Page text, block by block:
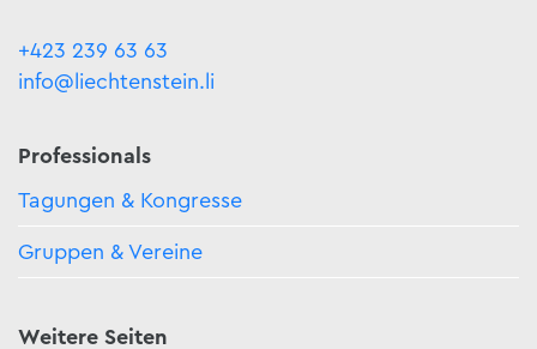
+423 239 63 63
info@liechtenstein.li
Professionals
Tagungen & Kongresse
Gruppen & Vereine
Weitere Seiten